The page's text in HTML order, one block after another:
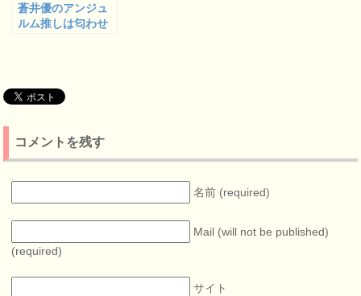
蒼井優のアンジュ
ルム推しは匂わせ
コメントを残す
名前 (required)
Mail (will not be published)
(required)
サイト